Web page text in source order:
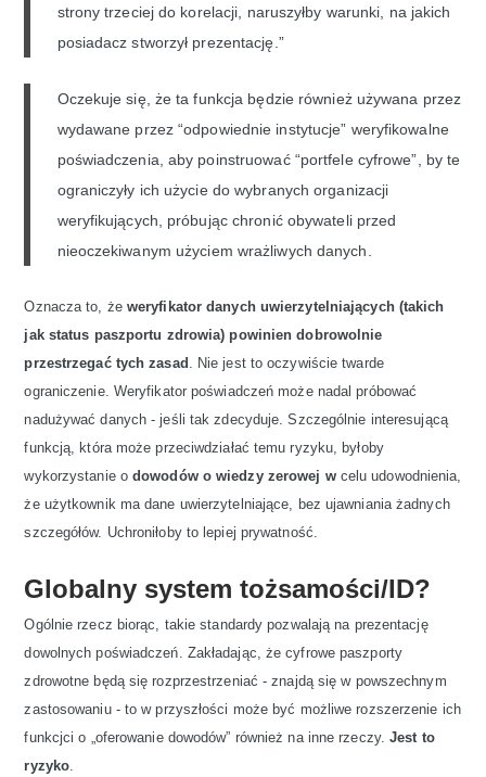
strony trzeciej do korelacji, naruszyłby warunki, na jakich
posiadacz stworzył prezentację.”
Oczekuje się, że ta funkcja będzie również używana przez
wydawane przez “odpowiednie instytucje” weryfikowalne
poświadczenia, aby poinstruować “portfele cyfrowe”, by te
ograniczyły ich użycie do wybranych organizacji
weryfikujących, próbując chronić obywateli przed
nieoczekiwanym użyciem wrażliwych danych.
Oznacza to, żeweryfikator danych uwierzytelniających (takich
jak status paszportu zdrowia) powinien dobrowolnie
przestrzegać tych zasad . Nie jest to oczywiście twarde
ograniczenie. Weryfikator poświadczeń może nadal próbować
nadużywać danych - jeśli tak zdecyduje. Szczególnie interesującą
funkcją, która może przeciwdziałać temu ryzyku, byłoby
wykorzystanie odowodów o wiedzy zerowej wcelu udowodnienia,
że ​​użytkownik ma dane uwierzytelniające, bez ujawniania żadnych
szczegółów. Uchroniłoby to lepiej prywatność.
Globalny system tożsamości/ID?
Ogólnie rzecz biorąc, takie standardy pozwalają na prezentację
dowolnych poświadczeń. Zakładając, że cyfrowe paszporty
zdrowotne będą się rozprzestrzeniać - znajdą się w powszechnym
zastosowaniu - to w przyszłości może być możliwe rozszerzenie ich
funkcjci o „oferowanie dowodów” również na inne rzeczy.Jest to
ryzyko